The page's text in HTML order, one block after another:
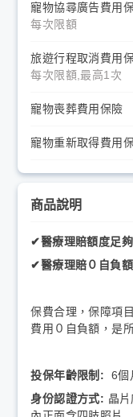
寵物協尋廣告費用
每次限額
旅遊行程取消費用
每次限額,最高1次
寵物喪葬費用保險
寵物重新取得費用
商品說明
✔醫療理賠額度足夠
✔醫療理賠０自負額
保費合理，保障項
費用０自負額，是
投保年齡限制: 6個
身份認證方式: 晶